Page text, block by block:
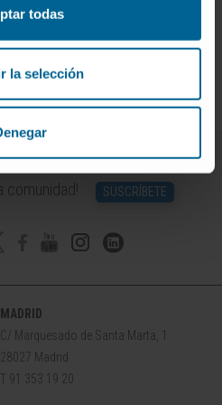
todas
la selección
llevan su tiempo, también
comunidad! SUSCRÍBETE
MADRID
C/ Marquesado de Santa Marta, 1
28027 Madrid
T 91 353 19 20